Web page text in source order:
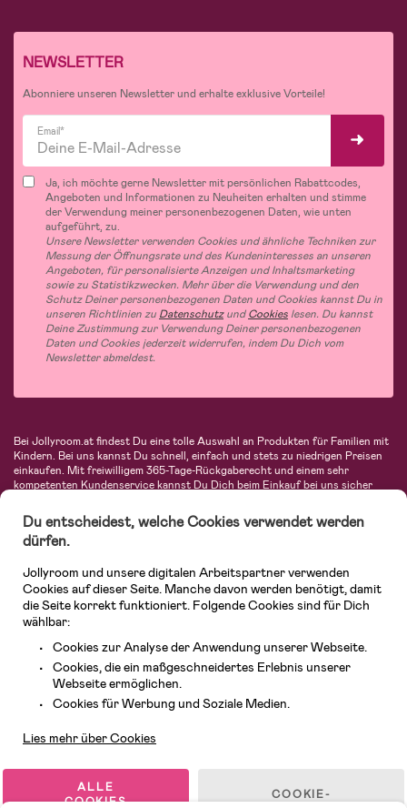
NEWSLETTER
Abonniere unseren Newsletter und erhalte exklusive Vorteile!
Email*
Ja, ich möchte gerne Newsletter mit persönlichen Rabattcodes,
Angeboten und Informationen zu Neuheiten erhalten und stimme
der Verwendung meiner personenbezogenen Daten, wie unten
aufgeführt, zu.
Unsere Newsletter verwenden Cookies und ähnliche Techniken zur
Messung der Öffnungsrate und des Kundeninteresses an unseren
Angeboten, für personalisierte Anzeigen und Inhaltsmarketing
sowie zu Statistikzwecken. Mehr über die Verwendung und den
Schutz Deiner personenbezogenen Daten und Cookies kannst Du in
unseren Richtlinien zu DatenschutzundCookies lesen. Du kannst
Deine Zustimmung zur Verwendung Deiner personenbezogenen
Daten und Cookies jederzeit widerrufen, indem Du Dich vom
Newsletter abmeldest.
Bei Jollyroom.at findest Du eine tolle Auswahl an Produkten für Familien mit
Kindern. Bei uns kannst Du schnell, einfach und stets zu niedrigen Preisen
einkaufen. Mit freiwilligem 365-Tage-Rückgaberecht und einem sehr
kompetenten Kundenservice kannst Du Dich beim Einkauf bei uns sicher
Autositze, Kinder- und Babymode, Produkte für Mütter und eine Menge
fantastischer Einrichtungsgegenstände, Spielsachen, Babyprodukte und
vieles mehr. Wir haben Produkte von bekannten Herstellern wie Britax, Maxi-
Avent, Jack Wolfskin, Cybex, LEGO und vielen mehr. Schau Dich um in
unserem vielfältigen Onlineshop für Kinder & Babys. Willkommen!
© 2026 Jollyroom GmbH. Alle Rechte vorbehalten.
Du entscheidest, welche Cookies verwendet werden
dürfen.
Jollyroom und unsere digitalen Arbeitspartner verwenden
Cookies auf dieser Seite. Manche davon werden benötigt, damit
die Seite korrekt funktioniert. Folgende Cookies sind für Dich
wählbar:
Cookies zur Analyse der Anwendung unserer Webseite.
Cookies, die ein maßgeschneidertes Erlebnis unserer
Webseite ermöglichen.
Cookies für Werbung und Soziale Medien.
Lies mehr über Cookies
ALLE
COOKIES
COOKIE-